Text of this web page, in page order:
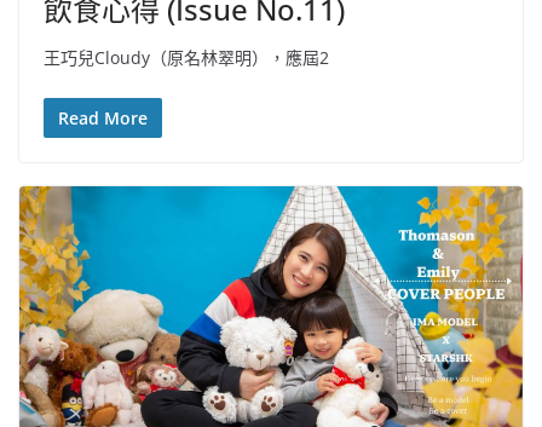
飲食心得 (Issue No.11)
王巧兒Cloudy（原名林翠明），應屆2
Read More